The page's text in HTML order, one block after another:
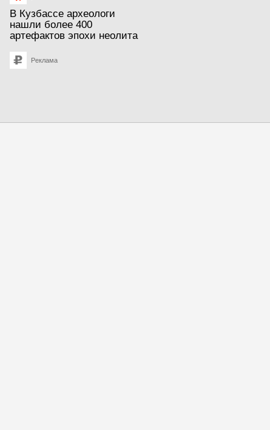
В Кузбассе археологи
нашли более 400
артефактов эпохи неолита
Реклама